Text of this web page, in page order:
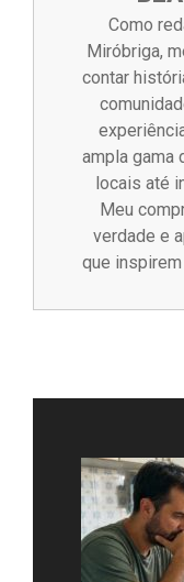
Como
Miróbriga,
contar
ampla gama
locais até
Meu
verdade e
que